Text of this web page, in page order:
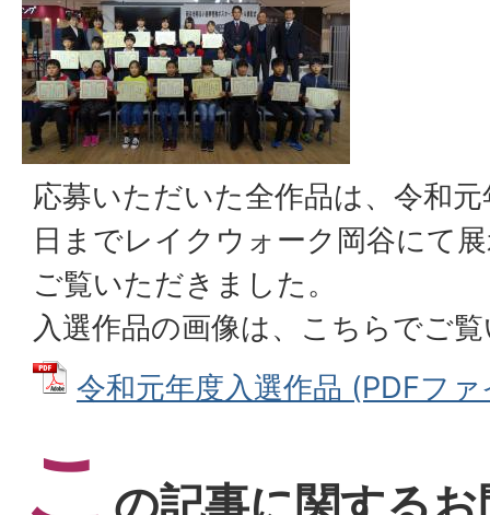
応募いただいた全作品は、令和
日までレイクウォーク岡谷にて
ご覧いただきました。
入選作品の画像は、こちらでご
令和元年度入選作品 (PDFフ
こ